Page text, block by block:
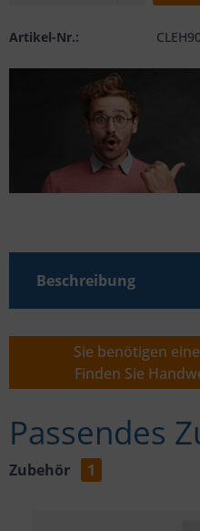
Artikel-Nr.:
Sie benötigen
Finden Sie
Passendes
Zubehör 1
Beschreibung